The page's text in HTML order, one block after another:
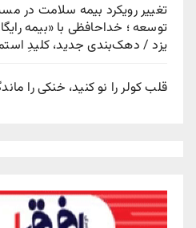
تغییر رویکرد بیمه سلامت در
توسعه ؛ خداحافظی با «بیمه
یزد / دهک‌بندی جدید، کلیدِ
قلب کولر را نو کنید، خنکی را